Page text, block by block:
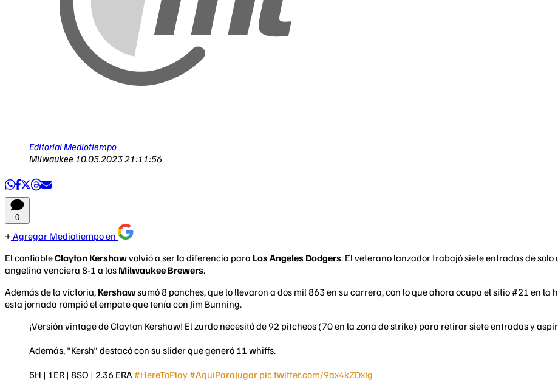
Editorial Mediotiempo
Milwaukee 10.05.2023 21:11:56
0
Agregar Mediotiempo en
El confiableClayton Kershawvolvió a ser la diferencia para Los Angeles Dodgers. El veterano lanzador trabajó siete entradas de
angelina venciera 8-1 a los Milwaukee Brewers.
Además de la victoria, Kershawsumó 8 ponches, que lo llevaron a dos mil 863 en su carrera, con lo que ahora ocupa el sitio #21 en la
esta jornada rompió el empate que tenía con Jim Bunning.
¡Versión vintage de Clayton Kershaw! El zurdo necesitó de 92 pitcheos (70 en la zona de strike) para retirar siete entradas y
Además, "Kersh" destacó con su slider que generó 11 whiffs.
5H | 1ER | 8SO | 2.36 ERA #HereToPlay #AquíParaJugar pic.twitter.com/9ax4kZDxIg